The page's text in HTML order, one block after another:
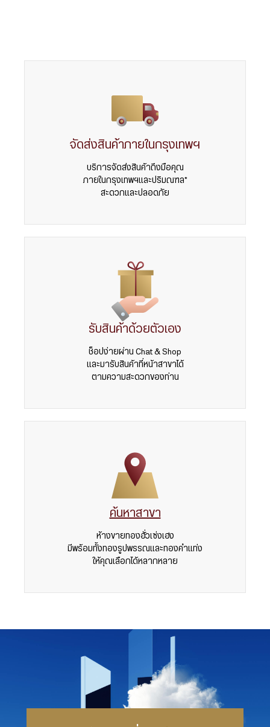
จัดส่งสินค้าภายในกรุงเทพฯ
บริการจัดส่งสินค้าถึงมือคุณ
ภายในกรุงเทพฯและปริมณฑล*
สะดวกและปลอดภัย
รับสินค้าด้วยตัวเอง
ช็อปง่ายผ่าน Chat & Shop
และมารับสินค้าที่หน้าสาขาได้
ตามความสะดวกของท่าน
ค้นหาสาขา
ห้างขายทองฮั่วเซ่งเฮง
มีพร้อมทั้งทองรูปพรรณและทองคำแท่ง
ให้คุณเลือกได้หลากหลาย